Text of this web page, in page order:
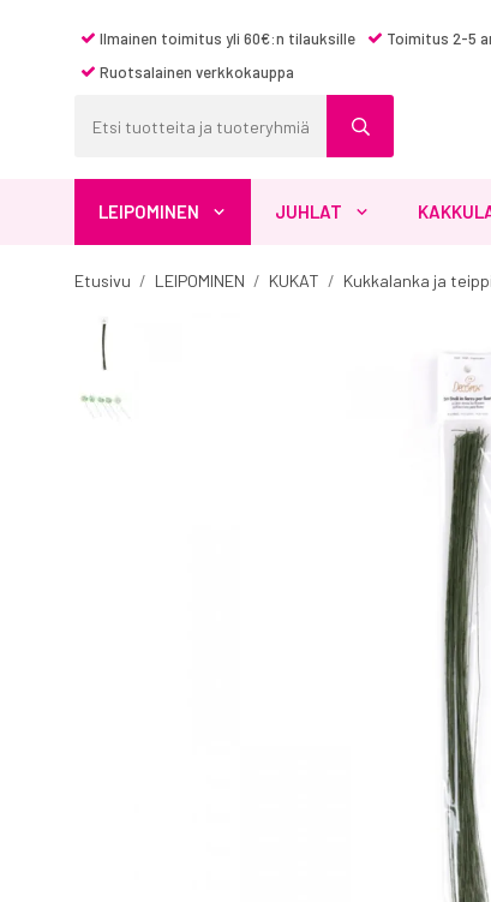
Ilmainen toimitus yli 60€:n tilauksille
Toimitus 2-5
Ruotsalainen verkkokauppa
LEIPOMINEN JUHLAT
Etusivu / LEIPOMINEN / KUKAT / Kukkalanka ja teippi